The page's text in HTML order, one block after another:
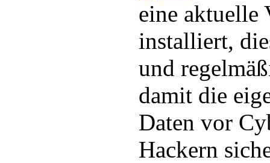
eine aktuelle
installiert,
und
damit die
Daten vor
Hackern